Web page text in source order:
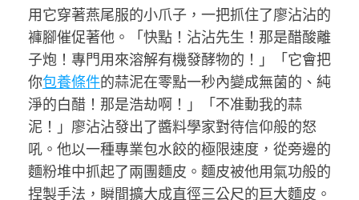
用它穿著燕尾服的小爪子，一把抓住了廖沾沾的
褲腳催促著他。「快點！沾沾先生！那是醋酸離
子炮！專門用來溶解有機發酵物的！」「它會把
你包養條件的蒜泥在零點一秒內變成無菌的、純
淨的白醋！那是浩劫啊！」「不准動我的蒜
泥！」廖沾沾發出了醬料學家對待信仰般的怒
吼。他以一種專業包水餃的極限速度，從旁邊的
麵粉堆中抓起了兩團麵皮。麵皮被他用氣功般的
捏製手法，瞬間擴大成直徑三公尺的巨大麵皮。